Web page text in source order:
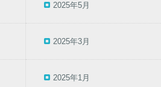
2025年5月
2025年3月
2025年1月